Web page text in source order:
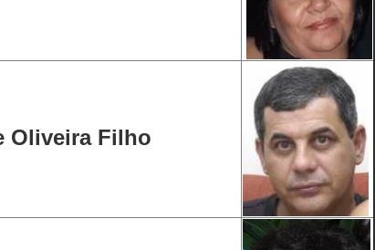
Oliveira Filho